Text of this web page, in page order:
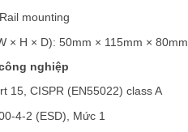
mounting
× H × D): 50mm × 115mm × 80mm
nghiệp
15, CISPR (EN55022) class A
4-2 (ESD), Mức 1